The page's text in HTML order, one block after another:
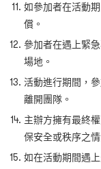
如參加者在活動
償。
參加者在遇上緊
場地。
活動進行期間，
離開團隊。
主辦方擁有最終
保安全或秩序之
如在活動期間遇